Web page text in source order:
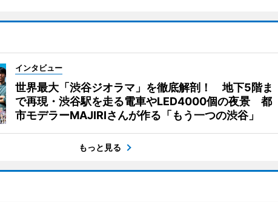
インタビュー
世界最大「渋谷ジオラマ」を徹底解剖！ 地下5階ま
で再現・渋谷駅を走る電車やLED4000個の夜景 都
市モデラーMAJIRIさんが作る「もう一つの渋谷」
もっと見る